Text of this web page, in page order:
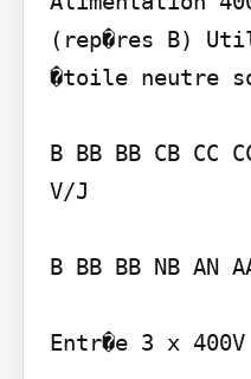
(rep�res B)
�toile neutre
B BB BB CB CC
V/J
B BB BB NB AN
Entr�e 3 x 400V